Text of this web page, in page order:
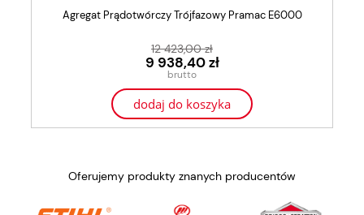
Agregat Prądotwórczy Trójfazowy Pramac E6000
12 423,00 zł
9 938,40 zł
dodaj do koszyka
Oferujemy produkty znanych producentów